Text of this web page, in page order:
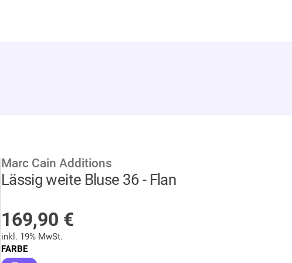
Marc Cain Additions
Lässig weite Bluse 36 - Flan
169,90 €
inkl. 19% MwSt.
FARBE